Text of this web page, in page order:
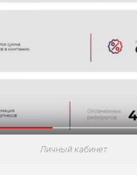
Е
ИЙ
НИЗКИЙ
Й
Личный кабинет